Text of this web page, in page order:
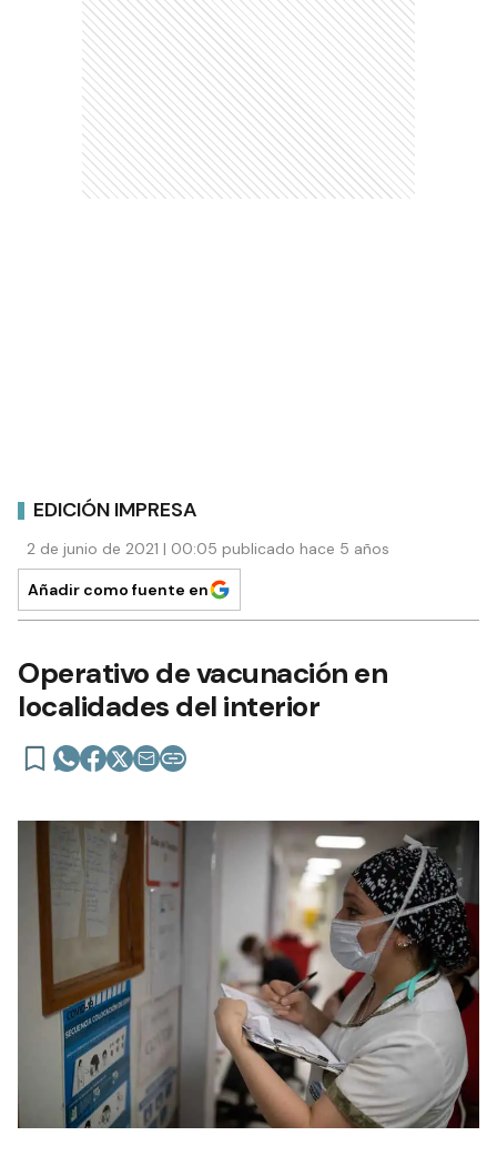
EDICIÓN IMPRESA
2 de junio de 2021 | 00:05 publicado hace 5 años
Añadir como fuente en
Operativo de vacunación en
localidades del interior